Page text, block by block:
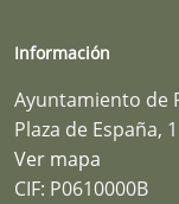
Información
Ayuntamiento de
Plaza de España,
Ver mapa
CIF: P0610000B